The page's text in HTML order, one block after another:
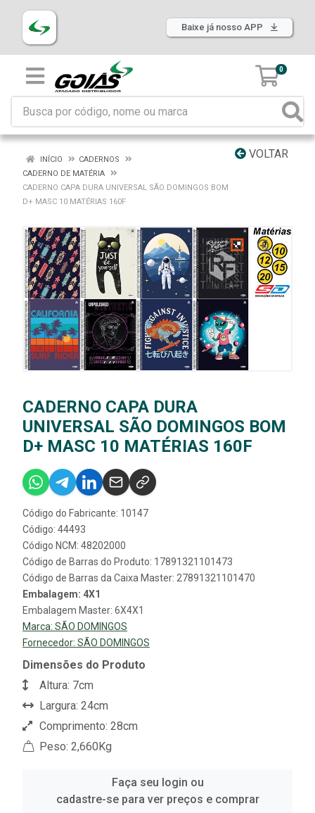
Baixe já nosso APP
0
VOLTAR
INÍCIO
CADERNOS
CADERNO DE MATÉRIA
CADERNO CAPA DURA UNIVERSAL SÃO DOMINGOS BOM
D+ MASC 10 MATÉRIAS 160F
CADERNO CAPA DURA
UNIVERSAL SÃO DOMINGOS BOM
D+ MASC 10 MATÉRIAS 160F
Código do Fabricante: 10147
Código: 44493
Código NCM: 48202000
Código de Barras do Produto: 17891321101473
Código de Barras da Caixa Master: 27891321101470
Embalagem: 4X1
Embalagem Master: 6X4X1
Marca: SÃO DOMINGOS
Fornecedor: SÃO DOMINGOS
Dimensões do Produto
Altura: 7cm
Largura: 24cm
Comprimento: 28cm
Peso: 2,660Kg
Faça seu login ou
cadastre-se para ver preços e comprar